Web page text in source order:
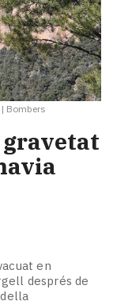
| Bombers
en
després de